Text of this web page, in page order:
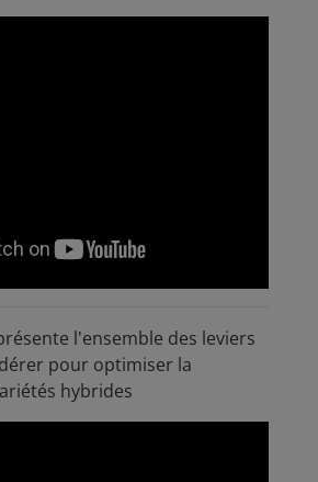
l'ensemble des leviers
pour optimiser la
hybrides